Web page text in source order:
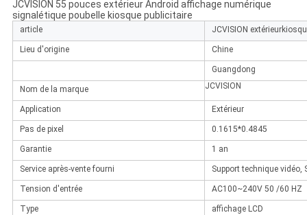
JCVISION 55 pouces extérieur Android affichage numérique
signalétique poubelle kiosque publicitaire
article JCVISION
Lieu d'origine Chine
Guangdong
Nom de la marque JCVISION
Application Extérieur
Pas de pixel 0.1615*0.4845
Garantie 1 an
Service après-vente fourni Support technique vidéo,
Tension d'entrée AC100~240V 50 /60 HZ
Type affichage LCD